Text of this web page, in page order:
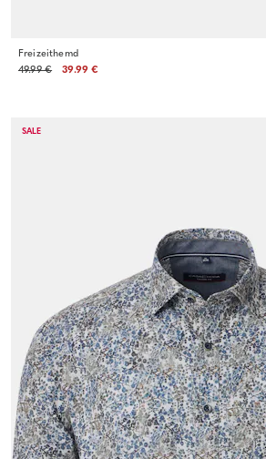
Freizeithemd
49.99 €
39.99 €
SALE